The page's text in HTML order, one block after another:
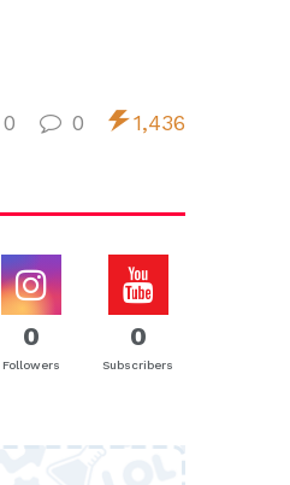
0 0 1,436
0
Followers
0
Subscribers